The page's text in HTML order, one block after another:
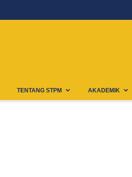
TENTANG STPM AKADEMIK